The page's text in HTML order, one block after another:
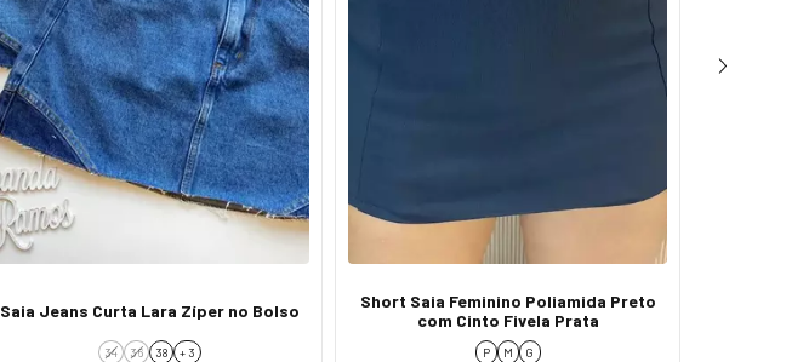
Saia Jeans Curta Lara Zíper no Bolso
34 36 38 + 3
Short Saia Feminino Poliamida Preto
com Cinto Fivela Prata
P M G